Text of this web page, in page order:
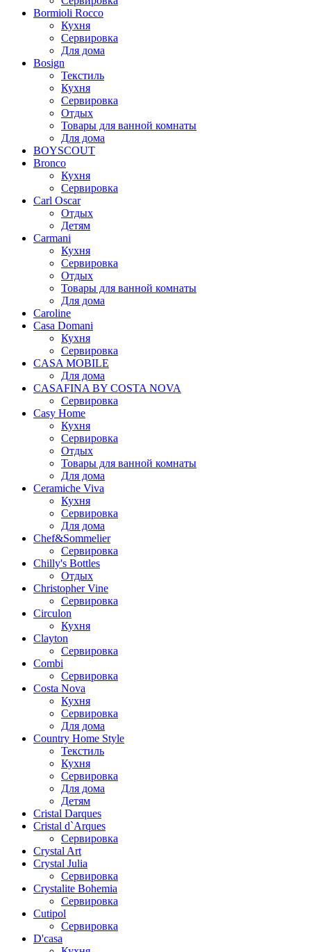
Bormioli Rocco
Кухня
Сервировка
Для дома
Bosign
Текстиль
Кухня
Сервировка
Отдых
Товары для ванной комнаты
Для дома
BOYSCOUT
Bronco
Кухня
Сервировка
Carl Oscar
Отдых
Детям
Carmani
Кухня
Сервировка
Отдых
Товары для ванной комнаты
Для дома
Caroline
Casa Domani
Кухня
Сервировка
CASA MOBILE
Для дома
CASAFINA BY COSTA NOVA
Сервировка
Casy Home
Кухня
Сервировка
Отдых
Товары для ванной комнаты
Для дома
Ceramiche Viva
Кухня
Сервировка
Для дома
Chef&Sommelier
Сервировка
Chilly's Bottles
Отдых
Christopher Vine
Сервировка
Circulon
Кухня
Clayton
Сервировка
Combi
Сервировка
Costa Nova
Кухня
Сервировка
Для дома
Country Home Style
Текстиль
Кухня
Сервировка
Для дома
Детям
Cristal Darques
Cristal d`Arques
Сервировка
Crystal Art
Crystal Julia
Сервировка
Crystalite Bohemia
Сервировка
Cutipol
Сервировка
D'casa